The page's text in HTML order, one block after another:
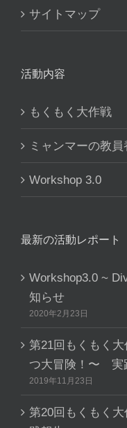
サイトマップ
活動内容
もくもく大作戦
ミャンマーの教員
Workshop 3.0
最新の活動レポート
Workshop3.0 ~
知らせ
2020年2月23日
第21回もくもく
つ大冒険！〜 実
2019年11月23日
第20回もくもく